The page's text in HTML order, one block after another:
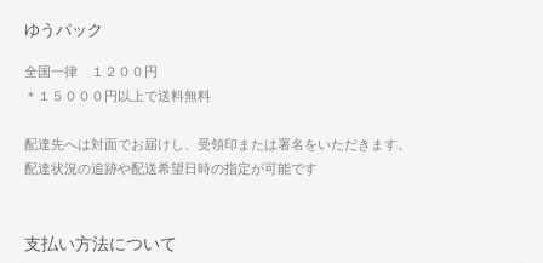
ゆうパック
全国一律 １２００円
＊１５０００円以上で送料無料
配達先へは対面でお届けし、受領印または署名をいただきます。
配達状況の追跡や配送希望日時の指定が可能です
支払い方法について